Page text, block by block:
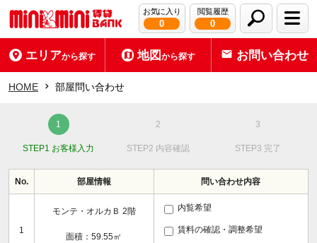
お気に入り
0
閲覧履歴
0
エリアから探す 地図から探す お問い合わせ
HOME 部屋問い合わせ
STEP1 お客様入力 STEP2 内容確認 STEP3 完了
No. 部屋情報 問い合わせ内容
1
モンテ・オルカＢ 2階
面積：59.55㎡
内覧希望
賃料の確認・調整希望